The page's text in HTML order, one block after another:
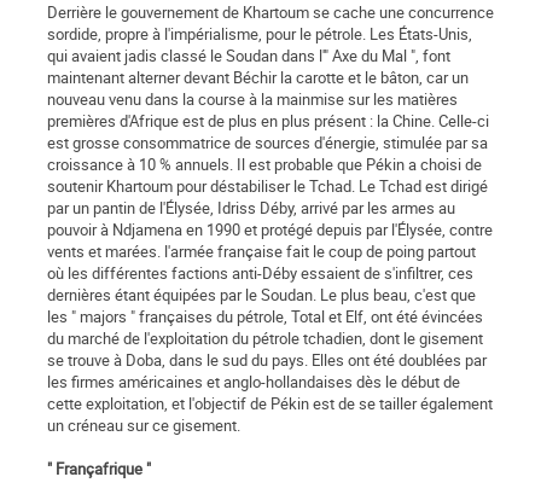
Derrière le gouvernement de Khartoum se cache une concurrence
sordide, propre à l'impérialisme, pour le pétrole. Les États-Unis,
qui avaient jadis classé le Soudan dans l'" Axe du Mal ", font
maintenant alterner devant Béchir la carotte et le bâton, car un
nouveau venu dans la course à la mainmise sur les matières
premières d'Afrique est de plus en plus présent : la Chine. Celle-ci
est grosse consommatrice de sources d'énergie, stimulée par sa
croissance à 10 % annuels. Il est probable que Pékin a choisi de
soutenir Khartoum pour déstabiliser le Tchad. Le Tchad est dirigé
par un pantin de l'Élysée, Idriss Déby, arrivé par les armes au
pouvoir à Ndjamena en 1990 et protégé depuis par l'Élysée, contre
vents et marées. l'armée française fait le coup de poing partout
où les différentes factions anti-Déby essaient de s'infiltrer, ces
dernières étant équipées par le Soudan. Le plus beau, c'est que
les " majors " françaises du pétrole, Total et Elf, ont été évincées
du marché de l'exploitation du pétrole tchadien, dont le gisement
se trouve à Doba, dans le sud du pays. Elles ont été doublées par
les firmes américaines et anglo-hollandaises dès le début de
cette exploitation, et l'objectif de Pékin est de se tailler également
un créneau sur ce gisement.
" Françafrique "